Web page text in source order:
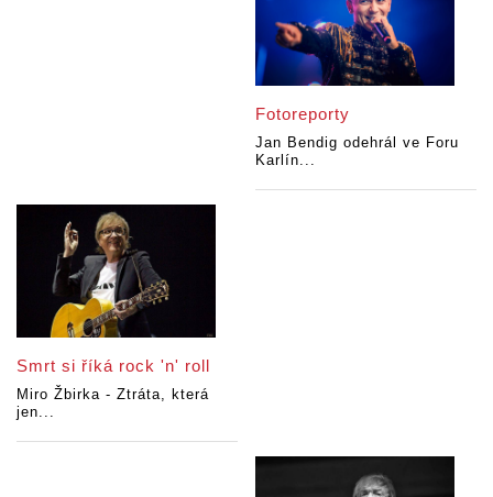
Fotoreporty
Jan Bendig odehrál ve Foru
Karlín...
Smrt si říká rock 'n' roll
Miro Žbirka - Ztráta, která
jen...